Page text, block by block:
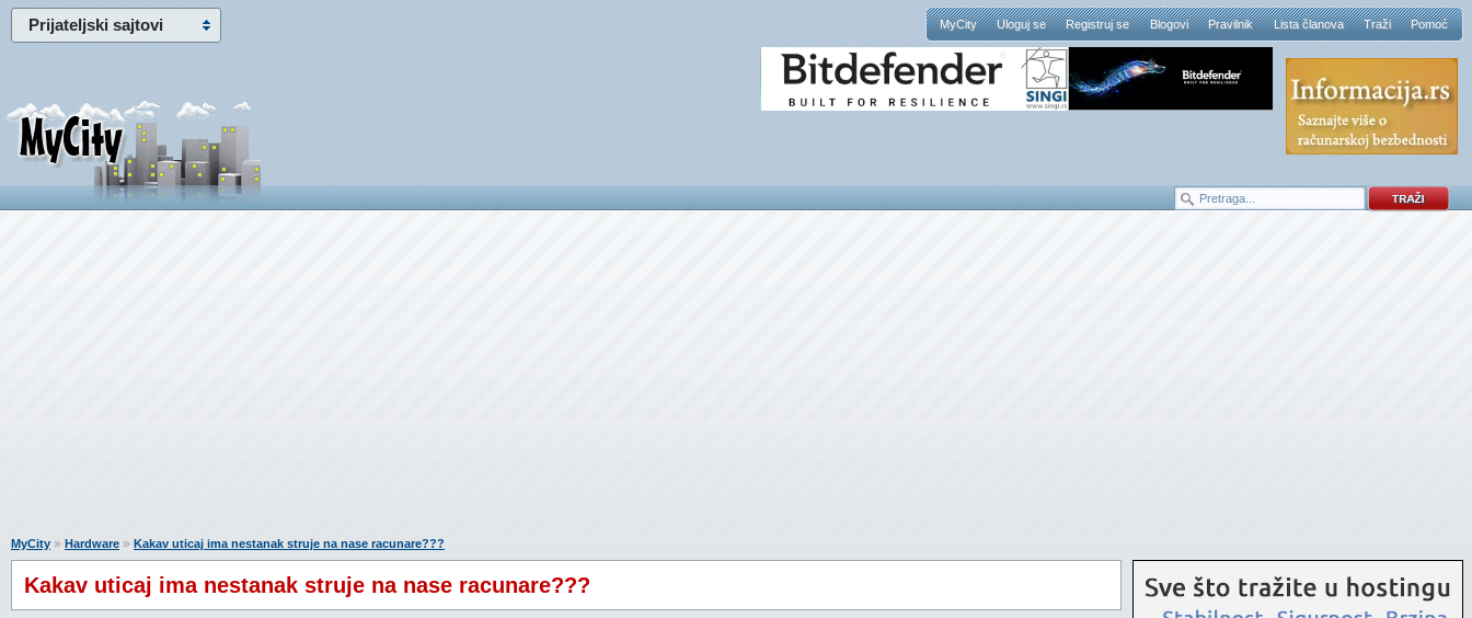
Prijateljski sajtovi MyCity Uloguj se Registruj se Blogovi Pravilnik Lista članova Traži Pomoć
MyCity » Hardware » Kakav uticaj ima nestanak struje na nase racunare???
Kakav uticaj ima nestanak struje na nase racunare???